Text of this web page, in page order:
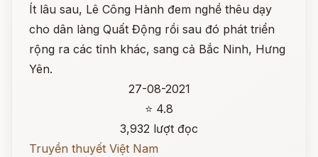
Ít lâu sau, Lê Công Hành đem nghề thêu dạy
cho dân làng Quất Động rồi sau đó phát triển
rộng ra các tỉnh khác, sang cả Bắc Ninh, Hưng
Yên.
27-08-2021
⭐ 4.8
3,932 lượt đọc
Truyền thuyết Việt Nam